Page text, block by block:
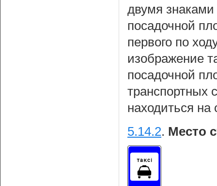
двумя
посадочной
первого по
изображение
посадочной
транспортных
находиться на
5.14.2. Место